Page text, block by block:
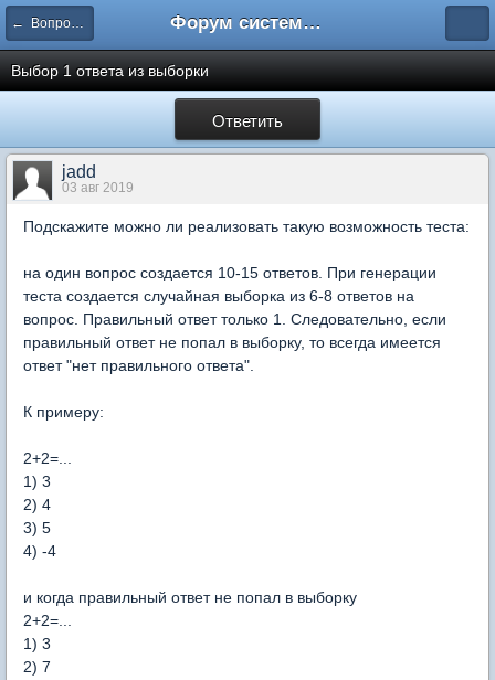
← Вопросы составления тестов Форум системы тестирования INDIGO
Выбор 1 ответа из выборки
Ответить
jadd
03 авг 2019
Подскажите можно ли реализовать такую возможность теста:
на один вопрос создается 10-15 ответов. При генерации
теста создается случайная выборка из 6-8 ответов на
вопрос. Правильный ответ только 1. Следовательно, если
правильный ответ не попал в выборку, то всегда имеется
ответ "нет правильного ответа".
К примеру:
2+2=...
1) 3
2) 4
3) 5
4) -4
и когда правильный ответ не попал в выборку
2+2=...
1) 3
2) 7